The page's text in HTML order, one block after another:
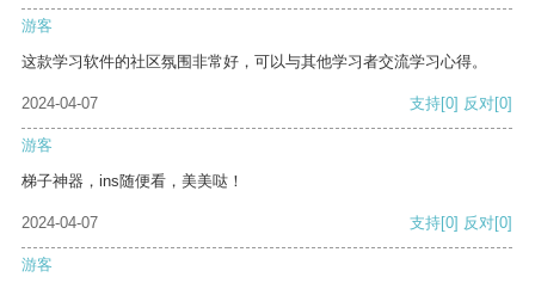
游客
这款学习软件的社区氛围非常好，可以与其他学习者交流学习心得。
2024-04-07 支持[0] 反对[0]
游客
梯子神器，ins随便看，美美哒！
2024-04-07 支持[0] 反对[0]
游客